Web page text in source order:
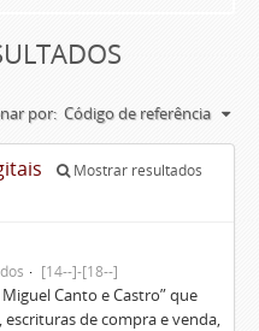
por: Código de referência
Mostrar resultados
[14--]-[18--]
Canto e Castro” que
de compra e venda,